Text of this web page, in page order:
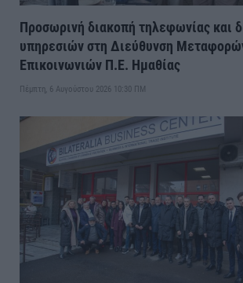
Προσωρινή διακοπή τηλεφωνίας και
υπηρεσιών στη Διεύθυνση
Επικοινωνιών Π.Ε. Ημαθίας
Πέμπτη, 6 Αυγούστου 2026 10:30 ΠΜ